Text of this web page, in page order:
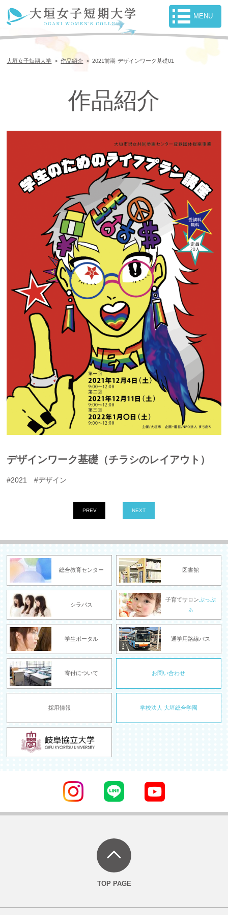
大垣女子短期大学 >作品紹介 >2021前期-デザインワーク基礎01
作品紹介
デザインワーク基礎（チラシのレイアウト）
#2021 #デザイン
PREV NEXT
総合教育センター 図書館
シラバス
子育てサロンぷっぷ
ぁ
学生ポータル 通学用路線バス
寄付について お問い合わせ
採用情報 学校法人 大垣総合学園